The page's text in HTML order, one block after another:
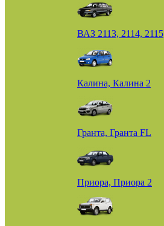
ВАЗ 2113, 2114, 2115
Калина, Калина 2
Гранта, Гранта FL
Приора, Приора 2